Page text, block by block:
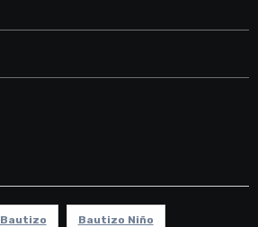
Bautizo Bautizo Niño